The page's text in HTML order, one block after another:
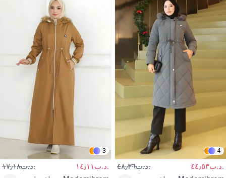
4
.د.ب٤٤٫٥٣ .د.ب٤٨٫٣٦
3
.د.ب١٤٫١١ .د.ب١٧٫١٨